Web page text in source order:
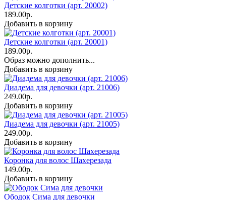
Детские колготки (арт. 20002)
189.00р.
Добавить в корзину
Детские колготки (арт. 20001)
189.00р.
Образ можно дополнить...
Добавить в корзину
Диадема для девочки (арт. 21006)
249.00р.
Добавить в корзину
Диадема для девочки (арт. 21005)
249.00р.
Добавить в корзину
Коронка для волос Шахерезада
149.00р.
Добавить в корзину
Ободок Сима для девочки